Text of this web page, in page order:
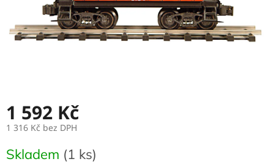
1 592 Kč
1 316 Kč bez DPH
cena:
Skladem (1 ks)